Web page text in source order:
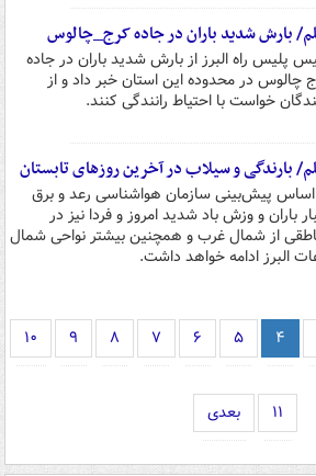
بارش شدید باران در جاده کرج_چالوس
پلیس راه البرز از بارش شدید باران در جاده
چالوس در محدوده این استان خبر داد و از
خواست با احتیاط رانندگی کنند.
بارندگی و سیلاب در آخرین روزهای تابستان
اساس پیش‌بینی سازمان هواشناسی رعد و برق
باران و وزش باد شدید امروز و فردا نیز در
از شمال غرب و همچنین بیشتر نواحی شمال
البرز ادامه خواهد داشت.
۴ ۵ ۶ ۷ ۸ ۹ ۱۰
۱۱ بعدی